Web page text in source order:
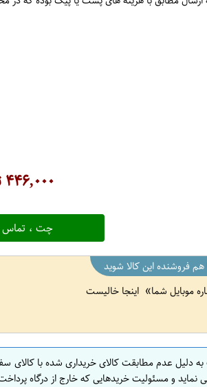
۴۴۶,۰۰۰
چت ، تماس
فروشنده این کالا شوید
موبایل شما اینجا خالیست
دلیل عدم مطابقت کالای خریداری شده با
و مسئولیت خریدهایی که خارج از درگاه